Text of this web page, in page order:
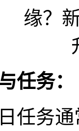
任务：
任务